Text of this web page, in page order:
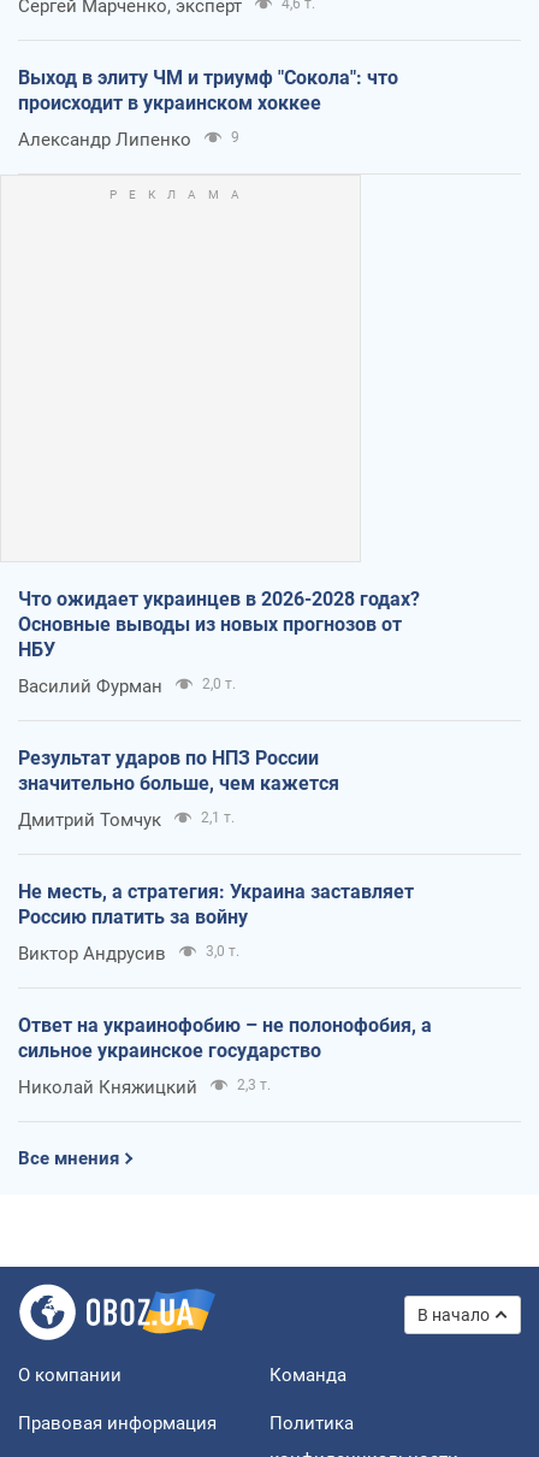
Сергей Марченко, эксперт
Выход в элиту ЧМ и триумф "Сокола": что
происходит в украинском хоккее
Александр Липенко 9
Что ожидает украинцев в 2026-2028 годах?
Основные выводы из новых прогнозов от
НБУ
Василий Фурман 2,0 т.
Результат ударов по НПЗ России
значительно больше, чем кажется
Дмитрий Томчук 2,1 т.
Не месть, а стратегия: Украина заставляет
Россию платить за войну
Виктор Андрусив 3,0 т.
Ответ на украинофобию – не полонофобия, а
сильное украинское государство
Николай Княжицкий 2,3 т.
Все мнения
В начало
О компании Команда
Правовая информация
Политика